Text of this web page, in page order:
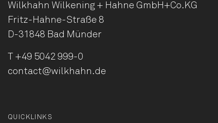
Wilkhahn Wilkening + Hahne GmbH+Co.KG
Fritz-Hahne-Straße 8
D-31848 Bad Münder
+49 5042 999-0
contact@wilkhahn.de
QUICKLINKS